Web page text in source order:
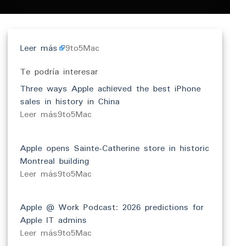
Leer más 9to5Mac
Te podría interesar
Three ways Apple achieved the best iPhone
sales in history in China
​Leer más9to5Mac
Apple opens Sainte-Catherine store in historic
Montreal building
​Leer más9to5Mac
Apple @ Work Podcast: 2026 predictions for
Apple IT admins
​Leer más9to5Mac